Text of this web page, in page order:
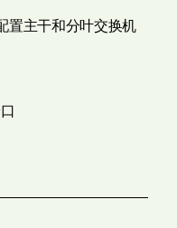
置主干和分叶交换机